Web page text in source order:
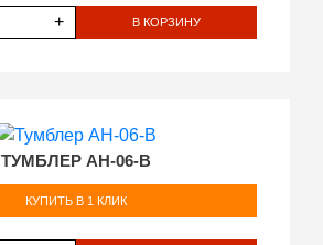
+ В КОРЗИНУ
ТУМБЛЕР AH-06-B
КУПИТЬ В 1 КЛИК